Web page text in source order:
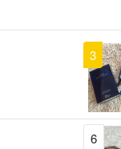
3
6